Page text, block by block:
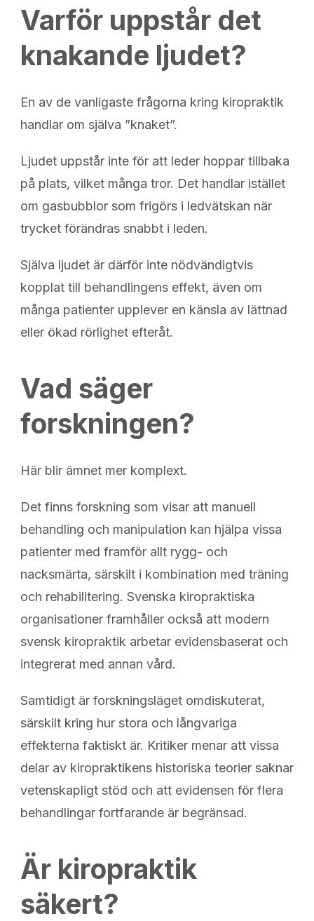
Varför uppstår det
knakande ljudet?
En av de vanligaste frågorna kring kiropraktik
handlar om själva ”knaket”.
Ljudet uppstår inte för att leder hoppar tillbaka
på plats, vilket många tror. Det handlar istället
om gasbubblor som frigörs i ledvätskan när
trycket förändras snabbt i leden.
Själva ljudet är därför inte nödvändigtvis
kopplat till behandlingens effekt, även om
många patienter upplever en känsla av lättnad
eller ökad rörlighet efteråt.
Vad säger
forskningen?
Här blir ämnet mer komplext.
Det finns forskning som visar att manuell
behandling och manipulation kan hjälpa vissa
patienter med framför allt rygg- och
nacksmärta, särskilt i kombination med träning
och rehabilitering. Svenska kiropraktiska
organisationer framhåller också att modern
svensk kiropraktik arbetar evidensbaserat och
integrerat med annan vård.
Samtidigt är forskningsläget omdiskuterat,
särskilt kring hur stora och långvariga
effekterna faktiskt är. Kritiker menar att vissa
delar av kiropraktikens historiska teorier saknar
vetenskapligt stöd och att evidensen för flera
behandlingar fortfarande är begränsad.
Är kiropraktik
säkert?